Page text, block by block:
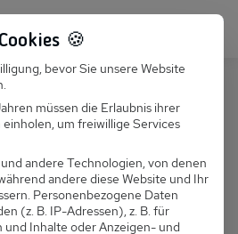
+49 251 899 050
Suchen
Ferienhaus Villa
🍪
bevor Sie unsere Website
müssen die Erlaubnis ihrer
um freiwillige Services
andere Technologien, von denen
andere diese Website und Ihr
Personenbezogene Daten
(z. B. IP-Adressen), z. B. für
und Inhalte oder Anzeigen- und